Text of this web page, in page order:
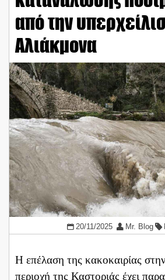
από την
Αλιάκμονα
20/11/2025 Mr. Blog
Η επέλαση της κακοκαιρίας
περιοχή της Καστοριάς έχει